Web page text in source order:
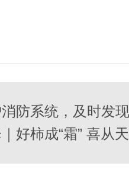
好柿成“霜” 喜从天